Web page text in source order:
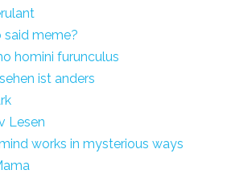
said meme?
homini furunculus
ist anders
Lesen
works in mysterious ways